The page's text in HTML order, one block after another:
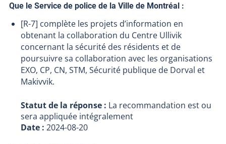
Que le Service de police de la Ville de Montréal :
[R-7] complète les projets d’information en
obtenant la collaboration du Centre Ullivik
concernant la sécurité des résidents et de
poursuivre sa collaboration avec les organisations
EXO, CP, CN, STM, Sécurité publique de Dorval et
Makivvik.
Statut de la réponse : La recommandation est ou
sera appliquée intégralement
Date :2024-08-20